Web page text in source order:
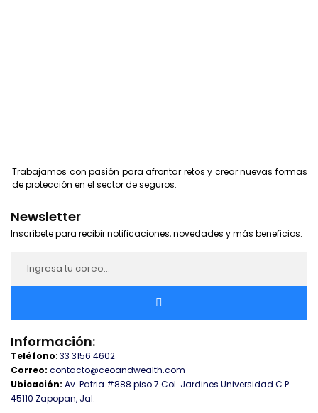
Trabajamos con pasión para afrontar retos y crear nuevas formas
de protección en el sector de seguros.
Newsletter
Inscríbete para recibir notificaciones, novedades y más beneficios.
Información:
Teléfono: 33 3156 4602
Correo: contacto@ceoandwealth.com
Ubicación: Av. Patria #888 piso 7 Col. Jardines Universidad C.P.
45110 Zapopan, Jal.